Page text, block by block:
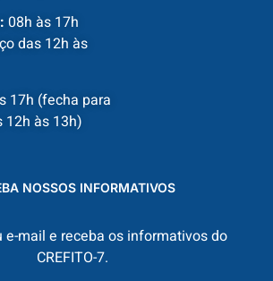
08h às 17h
das 12h às
17h (fecha para
12h às 13h)
NOSSOS INFORMATIVOS
e-mail e receba os informativos do
CREFITO-7.